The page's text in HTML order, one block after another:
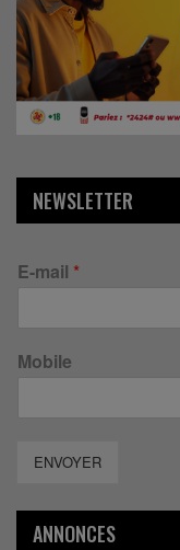
NEWSLETTER
E-mail *
Mobile
ENVOYER
ANNONCES